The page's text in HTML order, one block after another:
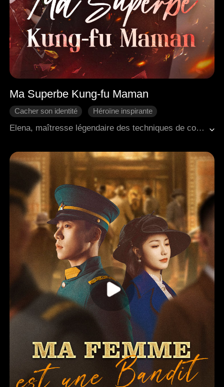
Ma Superbe Kung-fu Maman
Cacher son identité
Héroïne inspirante
Vengeance
Come-back
Elena, maîtresse légendaire des techniques de combat, avait caché sa véritable identité à sa fille Alice en raison d'une mission. Lorsque sa mission de 3 ans prit fin, elle partit rendre visite à Alice, qui s'était mariée loin d'elle, pour découvrir une multitude d'étrangetés et de signes troublants. Le mari d'Alice, un homme ayant un enfant d'un précédent mariage, et sa mère au langage acerbe rendaient sa vie difficile, mais Alice encaissa la douleur pour rassurer Elena. En fin de compte, Elena découvrit toute la vérité, affronta son beau-fils violent, amena les coupables devant la justice et ramena Alice et sa petite-fille chez elle pour commencer une nouvelle vie.